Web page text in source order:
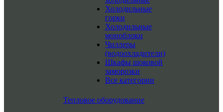
Холодильные
горки
Холодильные
моноблоки
Чиллеры
(водоохладители)
Шкафы шоковой
заморозки
Все категории
Тепловое оборудование